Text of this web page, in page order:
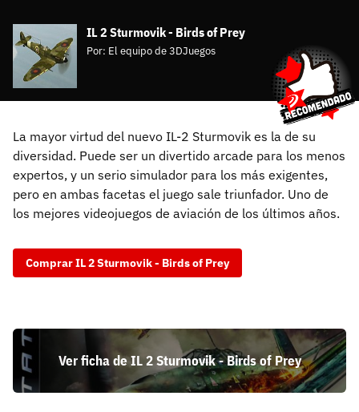
IL 2 Sturmovik - Birds of Prey
Por: El equipo de 3DJuegos
La mayor virtud del nuevo IL-2 Sturmovik es la de su
diversidad. Puede ser un divertido arcade para los menos
expertos, y un serio simulador para los más exigentes,
pero en ambas facetas el juego sale triunfador. Uno de
los mejores videojuegos de aviación de los últimos años.
Comprar IL 2 Sturmovik - Birds of Prey
Ver ficha de IL 2 Sturmovik - Birds of Prey